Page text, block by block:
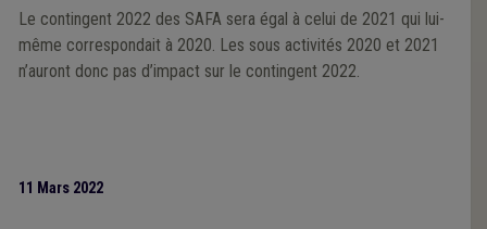
Le contingent 2022 des SAFA sera égal à celui de 2021 qui lui-
même correspondait à 2020. Les sous activités 2020 et 2021
n’auront donc pas d’impact sur le contingent 2022.
11 Mars 2022